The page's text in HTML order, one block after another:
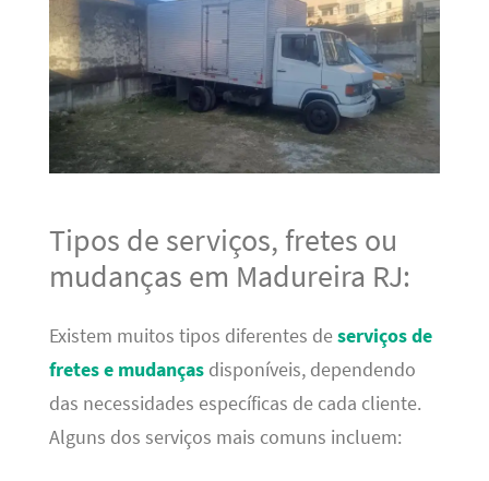
Tipos de serviços, fretes ou
mudanças em Madureira RJ:
Existem muitos tipos diferentes deserviços de
fretes e mudançasdisponíveis, dependendo
das necessidades específicas de cada cliente.
Alguns dos serviços mais comuns incluem: